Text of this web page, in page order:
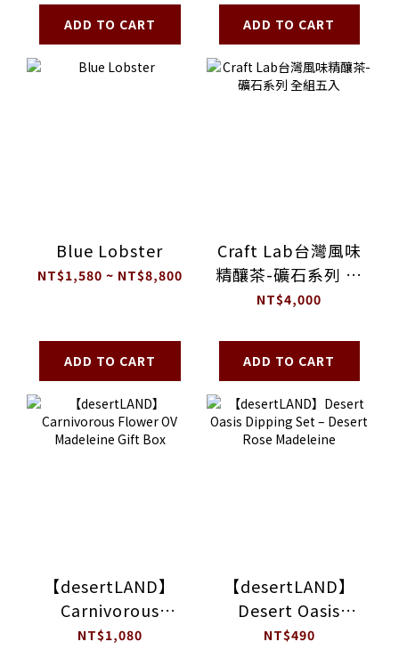
ADD TO CART ADD TO CART
Blue Lobster
NT$1,580 ~ NT$8,800
ADD TO CART
Craft Lab台灣風味
精釀茶-礦石系列 全
組五入
NT$4,000
ADD TO CART
【desertLAND】
Carnivorous
Flower OV
NT$1,080
【desertLAND】
Desert Oasis
Dipping Set –
NT$490